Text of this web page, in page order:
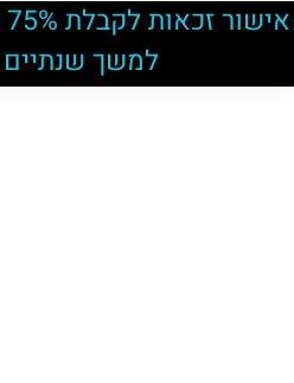
למשך שנתיים